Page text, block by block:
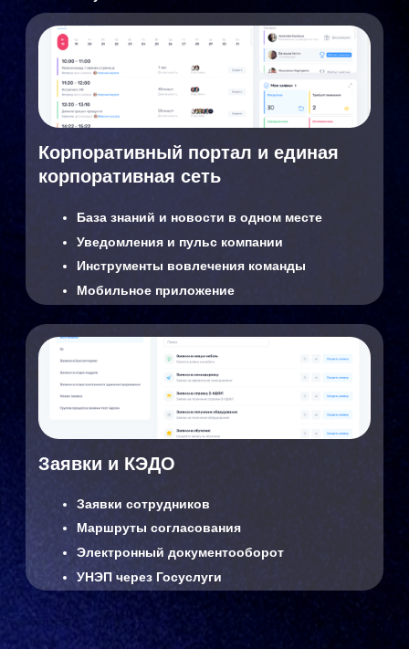
Отказ от зарубежных
решений
В реестре
российского ПО
Соответствие ТК РФ Соответствие 152-ФЗ
Почему нам доверяют
внедрение HRM-систем
20+
реализованных проектов в разных
секторах и масштабах бизнеса
15+ лет
внедрении корпоративных решений
руководители проектов, архитекторы, бизнес-
и системные аналитики, сертифицированные
Сертифицированная команда экспертов
внедрения и сопровождения
Сильная проектная экспертиза